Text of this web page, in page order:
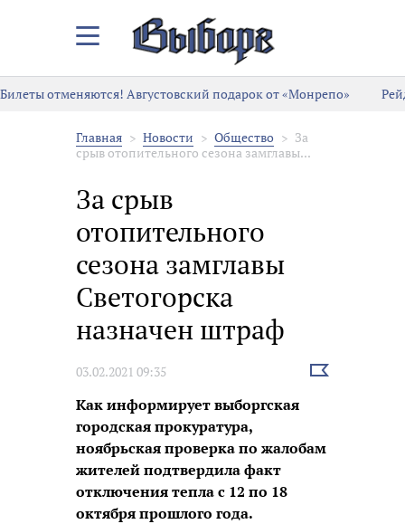
Закрыть/
меню
Билеты отменяются! Августовский подарок от «Монрепо»
Главная Новости Общество
За
срыв отопительного сезона замглавы...
За срыв
отопительного
сезона замглавы
Светогорска
назначен штраф
03.02.2021 09:35
Выбрать
Как информирует выборгская
городская прокуратура,
ноябрьская проверка по жалобам
жителей подтвердила факт
отключения тепла с 12 по 18
октября прошлого года.